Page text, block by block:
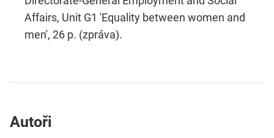
Affairs, Unit G1 'Equality between women and
men', 26 p. (zpráva).
Autoři